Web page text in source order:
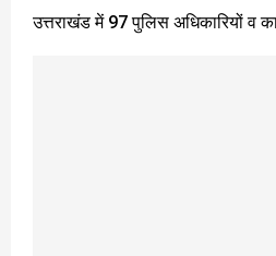
उत्तराखंड में 97 पुलिस अधिकारियों व